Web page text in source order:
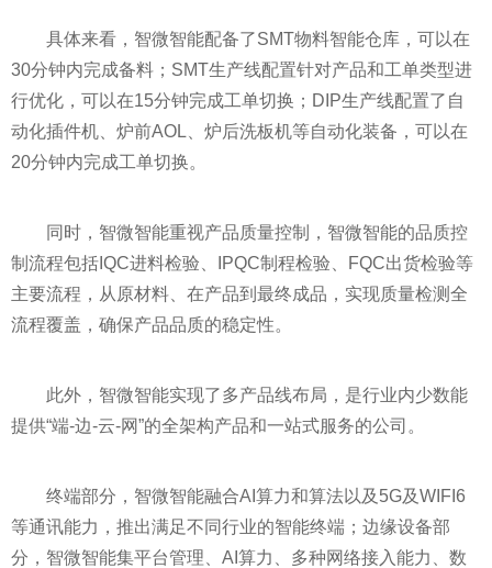
具体来看，智微智能配备了SMT物料智能仓库，可以在
30分钟内完成备料；SMT生产线配置针对产品和工单类型进
行优化，可以在15分钟完成工单切换；DIP生产线配置了自
动化插件机、炉前AOL、炉后洗板机等自动化装备，可以在
20分钟内完成工单切换。
同时，智微智能重视产品质量控制，智微智能的品质控
制流程包括IQC进料检验、IPQC制程检验、FQC出货检验等
主要流程，从原材料、在产品到最终成品，实现质量检测全
流程覆盖，确保产品品质的稳定性。
此外，智微智能实现了多产品线布局，是行业内少数能
提供“端-边-云-网”的全架构产品和一站式服务的公司。
终端部分，智微智能融合AI算力和算法以及5G及WIFI6
等通讯能力，推出满足不同行业的智能终端；边缘设备部
分，智微智能集平台管理、AI算力、多种网络接入能力、数